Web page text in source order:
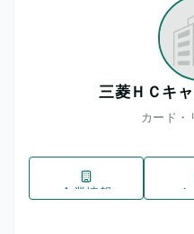
三菱ＨＣキ
カード・
企業情報